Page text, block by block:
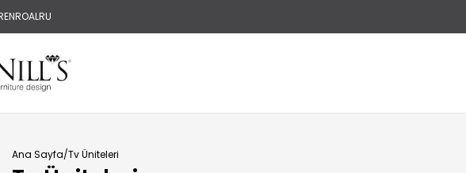
ENROALRU
Ana Sayfa Tv Üniteleri